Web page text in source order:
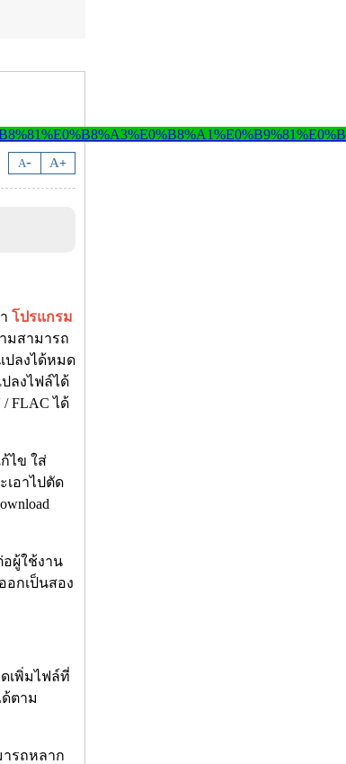
A- A+
โปรแกรม
มสามารถ
ปลงได้หมด
ปลงไฟล์ได้
/ FLAC ได้
ไข ใส่
เอาไปตัด
อผู้ใช้งาน
กเป็นสอง
เพิ่มไฟล์ที่
ตาม
รถหลาก